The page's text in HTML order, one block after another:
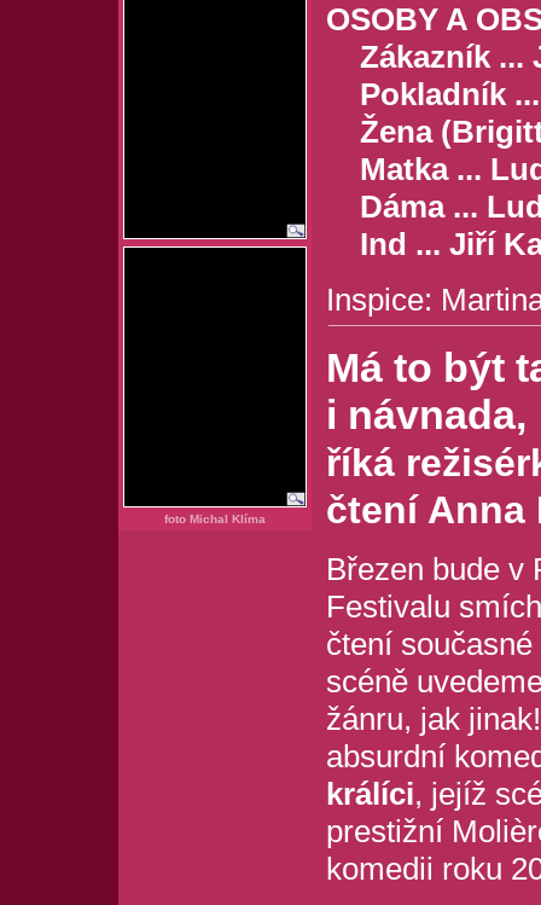
foto Michal Klíma
OSOBY A
Zákazník ...
Pokladník
Žena
Matka ...
Dáma ...
Ind ... Jiří
Inspice:
Má to být
i návnada,
říká
čtení Anna
Březen bude v
Festivalu
čtení
scéně
žánru, jak
absurdní
králíci, jejíž
prestižní
komedii roku